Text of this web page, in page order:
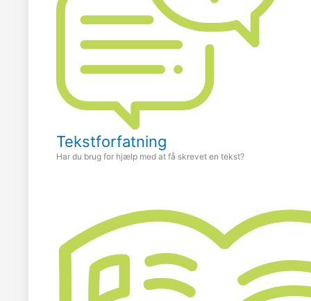
Tekstforfatning
Har du brug for hjælp med at få skrevet en tekst?